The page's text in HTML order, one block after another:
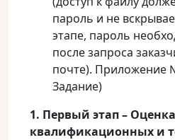
пароль и не
этапе, пароль
после запроса
почте). Приложение
Задание)
1. Первый этап – Оценка
квалификационных и